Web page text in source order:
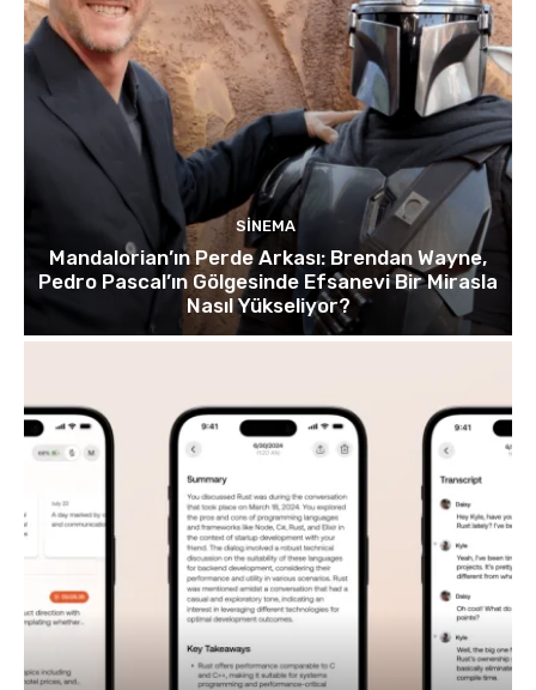
SINEMA
Mandalorian’ın Perde Arkası: Brendan Wayne,
Pedro Pascal’ın Gölgesinde Efsanevi Bir Mirasla
Nasıl Yükseliyor?